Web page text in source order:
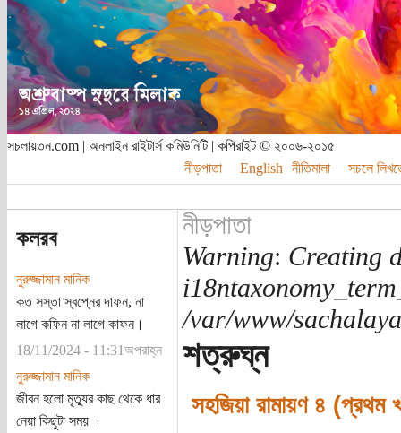
সচলায়তন.com | অনলাইন রাইটার্স কমিউনিটি | কপিরাইট © ২০০৬-২০১৫
নীড়পাতা
English নীতিমালা সচলে
কলরব
নুরুজ্জামান মানিক
কত সস্তা স্বপ্নের দাফন, না
লাগে কফিন না লাগে কাফন।
18/11/2024 - 11:31অপরাহ্ন
নুরুজ্জামান মানিক
জীবন হলো মৃত্যুর কাছ থেকে ধার
নেয়া কিছুটা সময় ।
নীড়পাতা
Warning: Creating
/var/www/
শত্রুঘ্ন
সহজিয়া রামায়ণ ৪ (প্রথম